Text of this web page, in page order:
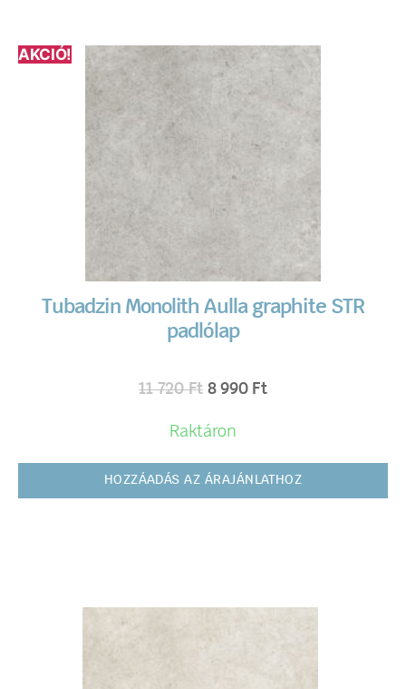
AKCIÓ!
Tubadzin Monolith Aulla graphite STR
padlólap
11 720Ft 8 990 Ft
Raktáron
HOZZÁADÁS AZ ÁRAJÁNLATHOZ